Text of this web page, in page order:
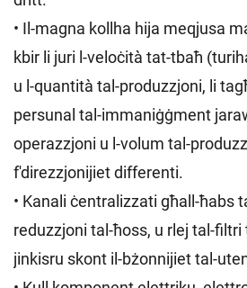
• Il-magna kollha hija meqjusa
kbir li juri l-veloċità tat-tbaħ
u l-quantità tal-produzzjoni, li
persunal tal-immaniġġment
operazzjoni u l-volum tal-
f'direzzjonijiet differenti.
• Kanali ċentralizzati għall-ħabs
reduzzjoni tal-ħoss, u rlej tal-filtri
jinkisru skont il-bżonnijiet tal-